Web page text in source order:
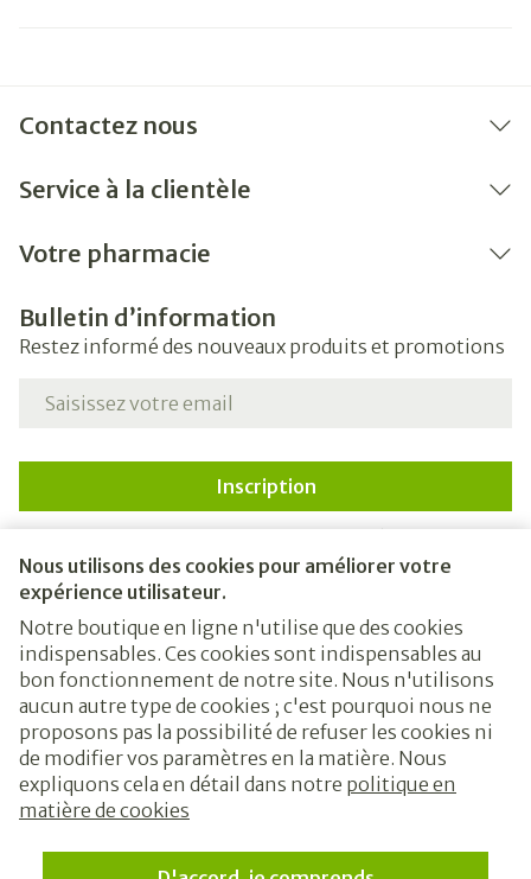
Nous utilisons des cookies pour améliorer votre
expérience utilisateur.
Notre boutique en ligne n'utilise que des cookies
indispensables. Ces cookies sont indispensables au
bon fonctionnement de notre site. Nous n'utilisons
aucun autre type de cookies ; c'est pourquoi nous ne
proposons pas la possibilité de refuser les cookies ni
de modifier vos paramètres en la matière. Nous
expliquons cela en détail dans notre politique en
matière de cookies
Contactez nous
Service à la clientèle
Votre pharmacie
Bulletin d’information
Restez informé des nouveaux produits et promotions
Adresse mail
Inscription
newsletter et acceptez notrepolitique de confidentialité
Liens légaux